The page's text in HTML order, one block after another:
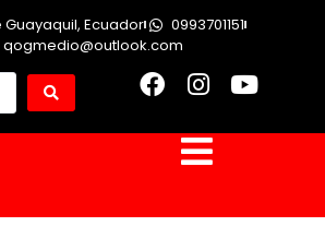
Guayaquil, Ecuador
0993701151
qogmedio@outlook.com